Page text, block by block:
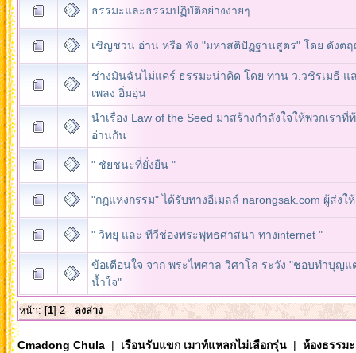
ธรรมะและธรรมปฏิบัติอย่างง่ายๆ
เชิญชวน อ่าน หรือ ฟัง "มหาสติปัฏฐานสูตร" โดย ดังต
ช่างมันฉันไม่แคร์ ธรรมะน่าคิด โดย ท่าน ว.วชิรเมธี แ
เพลง อิ่มอุ่น
นำเรื่อง Law of the Seed มาสร้างกำลังใจให้พวกเราที่
อ่านกัน
" ชัยชนะที่ยั่งยืน "
"กฏแห่งกรรม" ได้รับทางอีเมลล์ narongsak.com ผู้ส่งให้
" วิทยุ และ ทีวีช่องพระพุทธศาสนา ทางinternet "
ข้อเตือนใจ จาก พระไพศาล วิศาโล ระวัง "ชอบทำบุญแ
น้ำใจ"
หน้า: [1]2 ลงล่าง
Cmadong Chula| เรือนรับแขก เมาท์แหลกไม่เลือกรุ่น| ห้องธรรม